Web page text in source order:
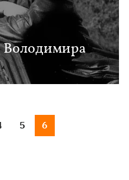
Володимира
5 6